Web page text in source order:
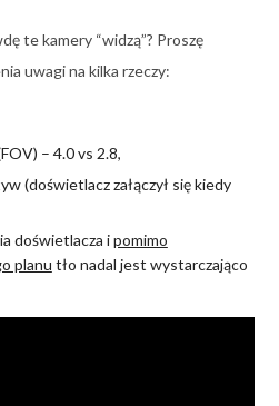
te kamery “widzą”? Proszę
uwagi na kilka rzeczy:
– 4.0 vs 2.8,
(doświetlacz załączył się kiedy
doświetlacza ipomimo
planu tło nadal jest wystarczająco